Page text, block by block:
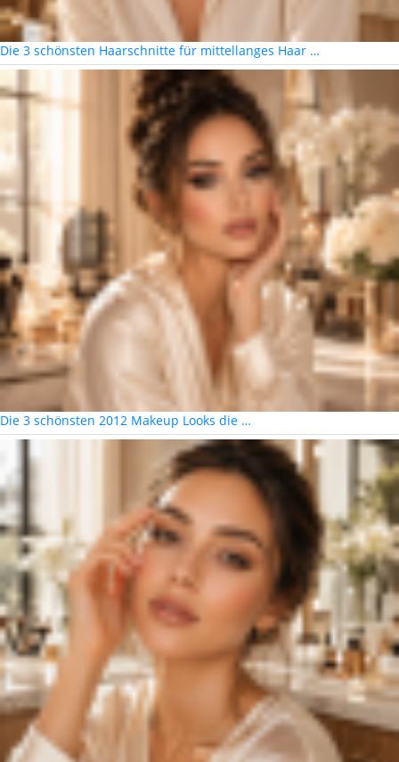
Die 3 schönsten Haarschnitte für mittellanges Haar …
Die 3 schönsten 2012 Makeup Looks die …